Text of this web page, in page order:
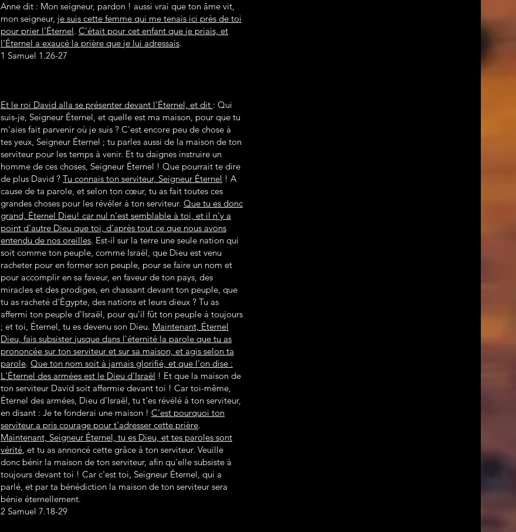
Anne dit : Mon seigneur, pardon ! aussi vrai que ton âme vit,
mon seigneur, je suis cette femme qui me tenais ici près de toi
pour prier l'Éternel. C'était pour cet enfant que je priais, et
l'Éternel a exaucé la prière que je lui adressais.
1 Samuel 1.26-27
Et le roi David alla se présenter devant l'Éternel, et dit : Qui
suis-je, Seigneur Éternel, et quelle est ma maison, pour que tu
m'aies fait parvenir où je suis ? C'est encore peu de chose à
tes yeux, Seigneur Éternel ; tu parles aussi de la maison de ton
serviteur pour les temps à venir. Et tu daignes instruire un
homme de ces choses, Seigneur Éternel ! Que pourrait te dire
de plus David ? Tu connais ton serviteur, Seigneur Éternel ! A
cause de ta parole, et selon ton cœur, tu as fait toutes ces
grandes choses pour les révéler à ton serviteur. Que tu es donc
grand, Éternel Dieu! car nul n'est semblable à toi, et il n'y a
point d'autre Dieu que toi, d'après tout ce que nous avons
entendu de nos oreilles. Est-il sur la terre une seule nation qui
soit comme ton peuple, comme Israël, que Dieu est venu
racheter pour en former son peuple, pour se faire un nom et
pour accomplir en sa faveur, en faveur de ton pays, des
miracles et des prodiges, en chassant devant ton peuple, que
tu as racheté d'Égypte, des nations et leurs dieux ? Tu as
affermi ton peuple d'Israël, pour qu'il fût ton peuple à toujours
; et toi, Éternel, tu es devenu son Dieu. Maintenant, Éternel
Dieu, fais subsister jusque dans l'éternité la parole que tu as
prononcée sur ton serviteur et sur sa maison, et agis selon ta
parole. Que ton nom soit à jamais glorifié, et que l'on dise :
L'Éternel des armées est le Dieu d'Israël ! Et que la maison de
ton serviteur David soit affermie devant toi ! Car toi-même,
Éternel des armées, Dieu d'Israël, tu t'es révélé à ton serviteur,
en disant : Je te fonderai une maison ! C'est pourquoi ton
serviteur a pris courage pour t'adresser cette prière.
Maintenant, Seigneur Éternel, tu es Dieu, et tes paroles sont
vérité, et tu as annoncé cette grâce à ton serviteur. Veuille
donc bénir la maison de ton serviteur, afin qu'elle subsiste à
toujours devant toi ! Car c'est toi, Seigneur Éternel, qui a
parlé, et par ta bénédiction la maison de ton serviteur sera
bénie éternellement.
2 Samuel 7.18-29